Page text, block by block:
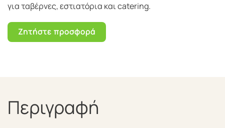
για ταβέρνες, εστιατόρια και catering.
Ζητήστε προσφορά
Περιγραφή